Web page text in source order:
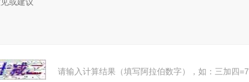
请输入计算结果（填写阿拉伯数字），如：三加四=7